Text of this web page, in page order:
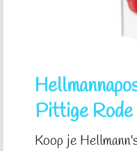
Pittige
Koop je